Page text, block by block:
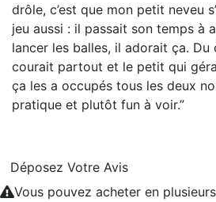
drôle, c’est que mon petit neveu
jeu aussi : il passait son temps à
lancer les balles, il adorait ça. Du
courait partout et le petit qui
ça les a occupés tous les deux
pratique et plutôt fun à voir.”
Déposez Votre Avis
Vous pouvez acheter en